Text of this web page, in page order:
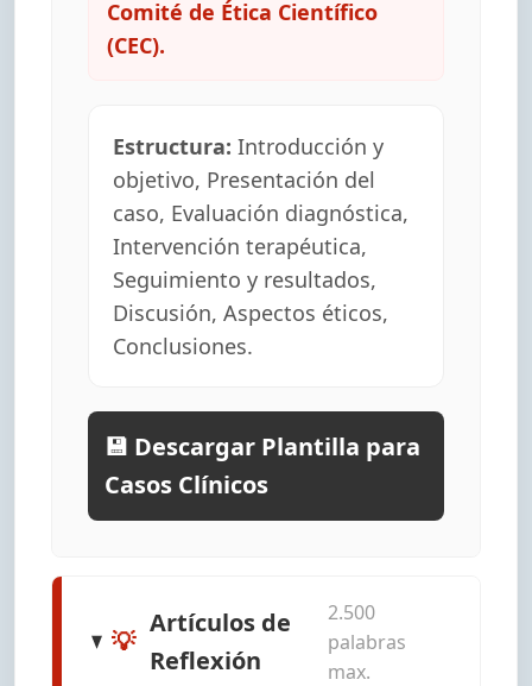
Comité de Ética Científico
(CEC).
Estructura: Introducción y
objetivo, Presentación del
caso, Evaluación diagnóstica,
Intervención terapéutica,
Seguimiento y resultados,
Discusión, Aspectos éticos,
Conclusiones.
💾 Descargar Plantilla para
Casos Clínicos
💡
Artículos de
Reflexión
2.500
palabras
max.